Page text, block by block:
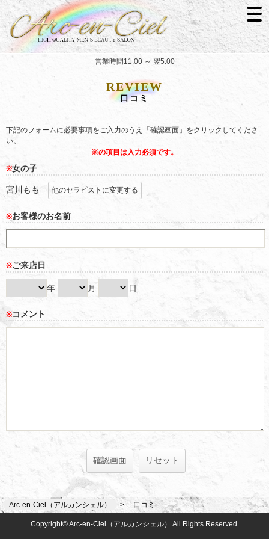
営業時間11:00 ～ 翌5:00
REVIEW
口コミ
下記のフォームに必要事項をご入力のうえ「確認画面」をクリックしてくださ
い。
※の項目は入力必須です。
※女の子
宮川もも 他のセラピストに変更する
※お客様のお名前
※ご来店日
年 月 日
※コメント
Arc-en-Ciel（アルカンシェル） 口コミ
Copyright© Arc-en-Ciel（アルカンシェル） All Rights Reserved.